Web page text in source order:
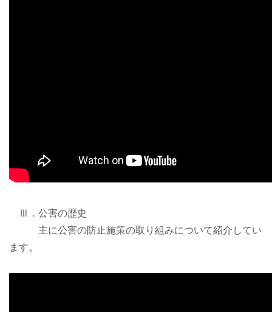
Ⅲ．公害の歴史
主に公害の防止施策の取り組みについて紹介してい
ます。